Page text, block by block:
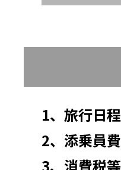
1、旅行日
2、添乗員費
3、消費税